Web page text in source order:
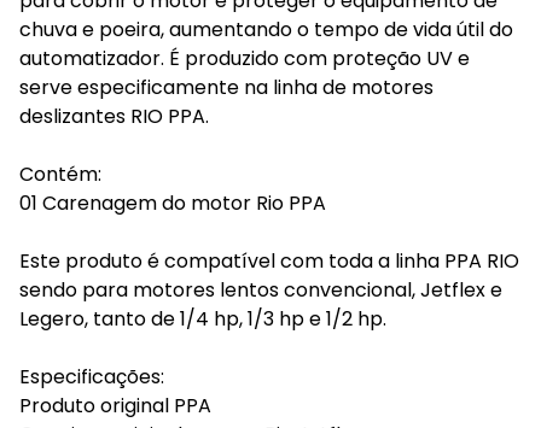
chuva e poeira, aumentando o tempo de vida útil do
automatizador. É produzido com proteção UV e
serve especificamente na linha de motores
deslizantes RIO PPA.
Contém:
01 Carenagem do motor Rio PPA
Este produto é compatível com toda a linha PPA RIO
sendo para motores lentos convencional, Jetflex e
Legero, tanto de 1/4 hp, 1/3 hp e 1/2 hp.
Especificações:
Produto original PPA